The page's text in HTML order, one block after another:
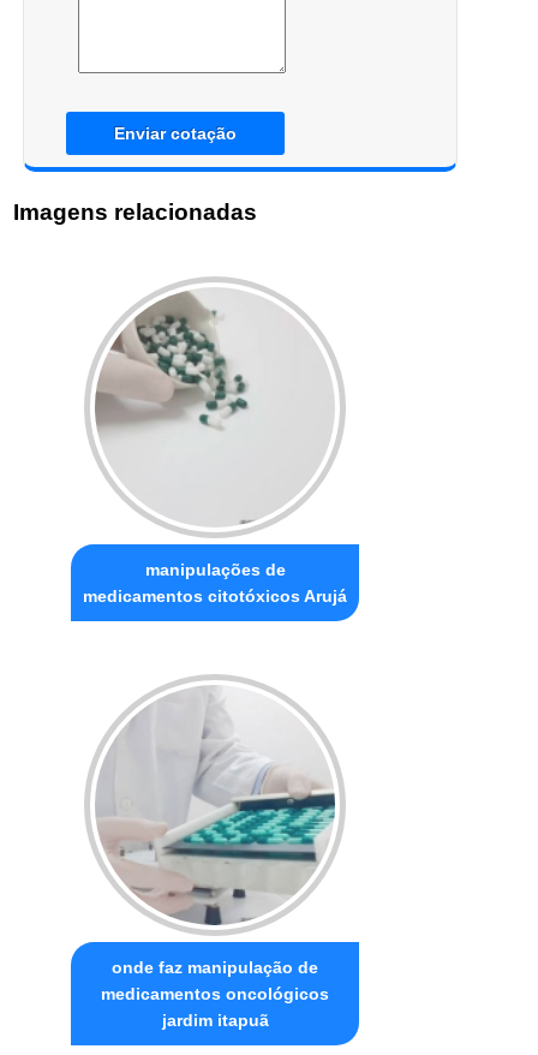
Enviar cotação
Imagens relacionadas
manipulações de
medicamentos citotóxicos Arujá
onde faz manipulação de
medicamentos oncológicos
jardim itapuã